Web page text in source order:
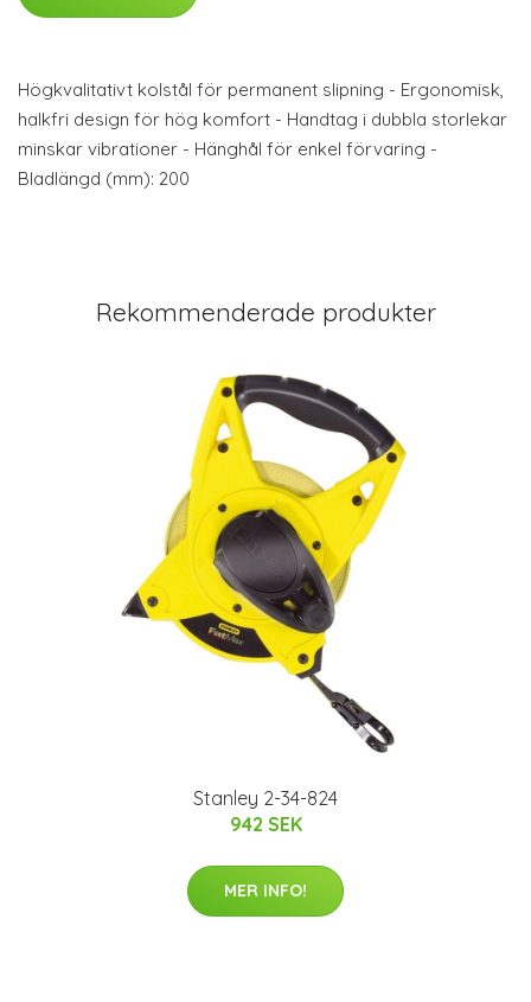
Högkvalitativt kolstål för permanent slipning - Ergonomisk,
halkfri design för hög komfort - Handtag i dubbla storlekar
minskar vibrationer - Hänghål för enkel förvaring -
Bladlängd (mm): 200
Rekommenderade produkter
Stanley 2-34-824
942 SEK
MER INFO!